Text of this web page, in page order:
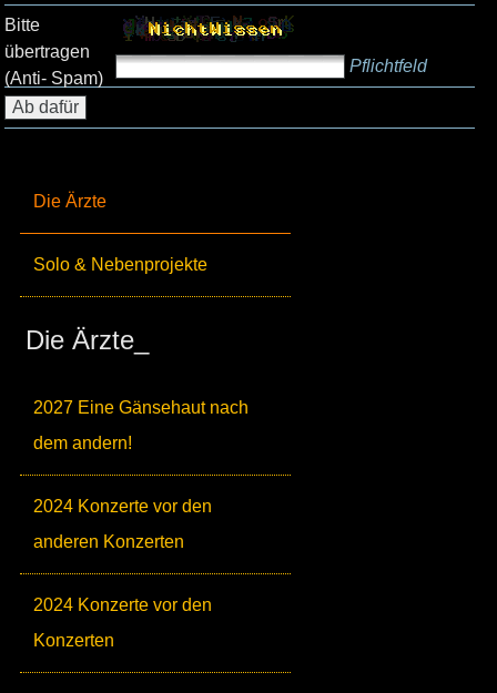
Die Ärzte
Solo & Nebenprojekte
Die Ärzte_
2027 Eine Gänsehaut nach
dem andern!
2024 Konzerte vor den
anderen Konzerten
2024 Konzerte vor den
Konzerten
Bitte
übertragen
(Anti- Spam)
Pflichtfeld